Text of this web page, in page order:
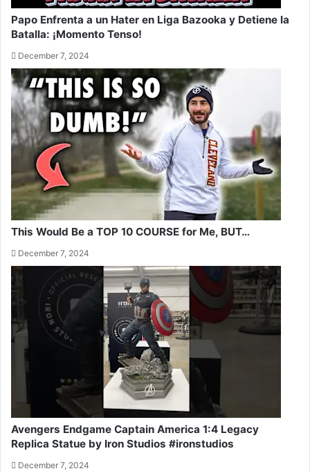
Papo Enfrenta a un Hater en Liga Bazooka y Detiene la
Batalla: ¡Momento Tenso!
December 7, 2024
This Would Be a TOP 10 COURSE for Me, BUT…
December 7, 2024
Avengers Endgame Captain America 1:4 Legacy
Replica Statue by Iron Studios #ironstudios
December 7, 2024